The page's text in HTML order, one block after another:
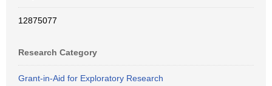
12875077
Research Category
Grant-in-Aid for Exploratory Research